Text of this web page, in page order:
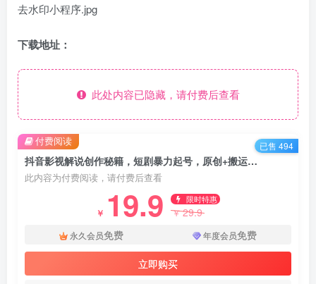
去水印小程序.jpg
下载地址：
此处内容已隐藏，请付费后查看
抖音影视解说创作秘籍，短剧暴力起号，原创+搬运课程【外面卖666元】
此内容为付费阅读，请付费后查看
￥ 19.9 限时特惠
￥29.9
永久会员免费 年度会员免费
立即购买
付费阅读 已售 494